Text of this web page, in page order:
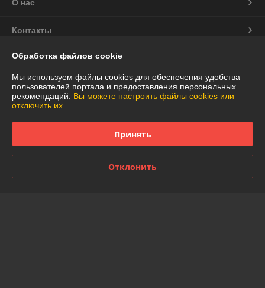
О нас
Контакты
Доставка и оплата
График работы
Политика обработки cookies
Сайт создан на платформе Deal.by
Обработка файлов cookie
Мы используем файлы cookies для обеспечения удобства
пользователей портала и предоставления персональных
рекомендаций. Вы можете настроить файлы cookies или
отключить их.
Принять
Отклонить